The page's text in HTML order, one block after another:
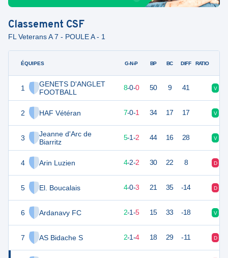
Classement CSF
FL Veterans A 7 - POULE A - 1
ÉQUIPES
1
GENETS D'ANGLET
FOOTBALL
2 HAF Vétéran
3
Jeanne d'Arc de
Biarritz
4 Arin Luzien
5 El. Boucalais
6 Ardanavy FC
7 AS Bidache S
G-N-P BP BC DIFF RATIO
24 8-0-0 50 9 41 V
7-0-1 34 17 17 V
16 5-1-2 44 16 28 V
4-2-2 30 22 8 D
4-0-3 21 35 -14 D
2-1-5 15 33 -18 V
2-1-4 18 29 -11 D